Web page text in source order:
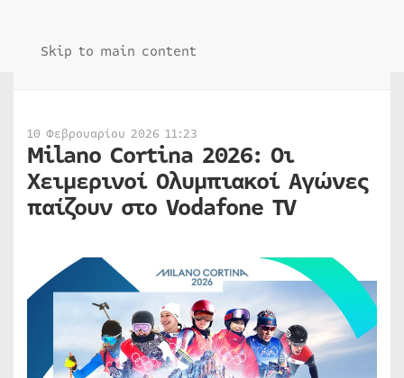
Skip to main content
10 Φεβρουαρίου 2026 11:23
Milano Cortina 2026: Οι
Χειμερινοί Ολυμπιακοί Αγώνες
παίζουν στο Vodafone TV